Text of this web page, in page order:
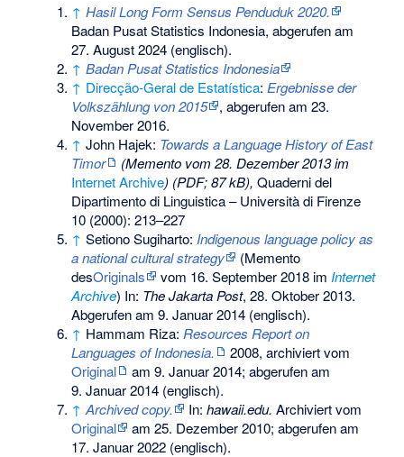
↑ Hasil Long Form Sensus Penduduk 2020.
Badan Pusat Statistics Indonesia, abgerufen am
27. August 2024 (englisch).
↑ Badan Pusat Statistics Indonesia
↑ Direcção-Geral de Estatística: Ergebnisse der
Volkszählung von 2015
, abgerufen am 23.
November 2016.
↑ John Hajek: Towards a Language History of East
Timor
(Memento vom 28. Dezember 2013 im
Internet Archive) (PDF; 87 kB), Quaderni del
Dipartimento di Linguistica – Università di Firenze
10 (2000): 213–227
↑ Setiono Sugiharto: Indigenous language policy as
a national cultural strategy
(Memento
desOriginals vom 16. September 2018 im Internet
Archive) In: The Jakarta Post, 28. Oktober 2013.
Abgerufen am 9. Januar 2014 (englisch).
↑ Hammam Riza: Resources Report on
Languages of Indonesia.
2008, archiviert vom
Original
am9. Januar 2014; abgerufen am
9. Januar 2014 (englisch).
↑ Archived copy. In:hawaii.edu. Archiviert vom
Original
am25. Dezember 2010; abgerufen am
17. Januar 2022 (englisch).